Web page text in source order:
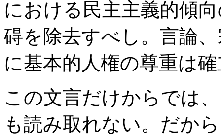
における民主主義的傾
碍を除去すべし。言論
に基本的人権の尊重は
この文言だけからでは
も読み取れない。だか